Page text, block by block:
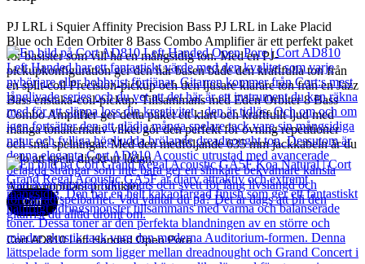
PJ LRL i Squier Affinity Precision Bass PJ LRL in Lake Placid
Blue och Eden Orbiter 8 Bass Combo Amplifier är ett perfekt paket
för basister som vill ha en mångsidig ton. Med en PJ-
pickupkonfiguration ger den här basen både den kraftfulla ton från
en split-coil Precision-pickup och den ljusare klarare ton från en Jazz
Bass enstaka-coil-pickup. Tillsammans med Eden Orbiter 8 Bass
Combo Amplifier ger detta paket ett klart och kraftfullt ljud med
många tonalternativ vilket gör den perfekt för övning repetitioner
och små spelningar. Med den medföljande 635 mm jackkabeln är du
redo att spela direkt ur lådan.
Andra populära produkter
Cort
Cort AD810 Left Handed Open Pore